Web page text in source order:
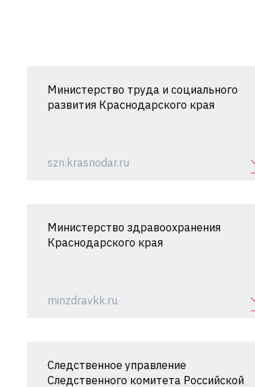
Министерство труда и социального
развития Краснодарского края
szn.krasnodar.ru
Министерство здравоохранения
Краснодарского края
minzdravkk.ru
Следственное управление
Следственного комитета Российской